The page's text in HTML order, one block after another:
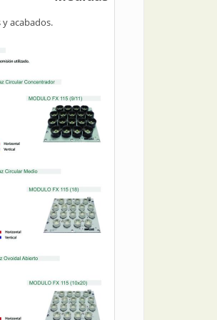
acabados.